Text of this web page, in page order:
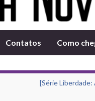
Contatos Como
[Série Liberdade: